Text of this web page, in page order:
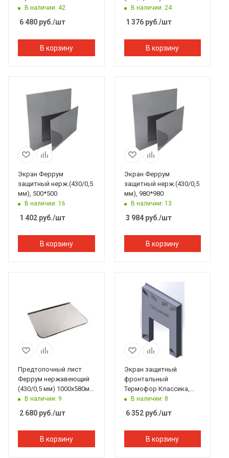
В наличии: 42
6 480 руб./шт
В корзину
полукруглый
В наличии: 24
1 376руб./шт
В корзину
Экран Феррум
защитный нерж.(430/0,5
мм), 500*500
В наличии: 16
1 402 руб./шт
В корзину
Экран Феррум
защитный нерж.(430/0,5
мм), 980*980
В наличии: 13
3 984руб./шт
В корзину
Предтопочный лист
Феррум нержавеющий
(430/0,5 мм) 1000х580мм
полукруглый
В наличии: 9
2 680 руб./шт
В корзину
Экран защитный
фронтальный
Термофор Классика,
1003x830x100 мм
В наличии: 8
6 352руб./шт
В корзину